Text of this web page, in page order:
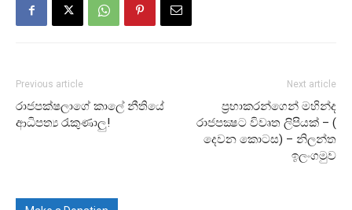
Previous article
රාජපක්ෂලාගේ කාලේ නීතියේ
ආධිපත්‍ය රැකුණාලු!
Next article
ප්‍රභාකරන්ගෙන් මහින්ද
රාජපක්‍ෂට විවෘත ලිපියක් – (
දෙවන කොටස) – නිලන්ත
ඉලංගමුව